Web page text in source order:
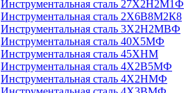
Инструментальная сталь 27Х2Н2М1Ф
Инструментальная сталь 2Х6В8М2К8
Инструментальная сталь 3Х2Н2МВФ
Инструментальная сталь 40Х5МФ
Инструментальная сталь 45ХНМ
Инструментальная сталь 4Х2В5МФ
Инструментальная сталь 4Х2НМФ